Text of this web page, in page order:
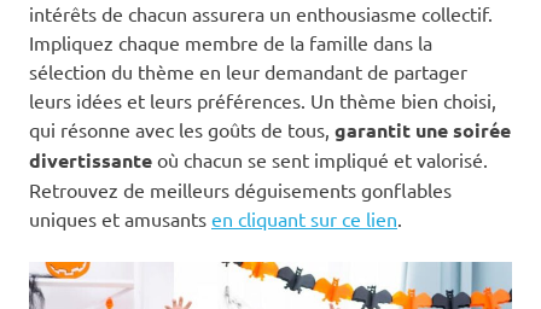
intérêts de chacun assurera un enthousiasme collectif.
Impliquez chaque membre de la famille dans la
sélection du thème en leur demandant de partager
leurs idées et leurs préférences. Un thème bien choisi,
qui résonne avec les goûts de tous, garantit une soirée
divertissante où chacun se sent impliqué et valorisé.
Retrouvez de meilleurs déguisements gonflables
uniques et amusants en cliquant sur ce lien.